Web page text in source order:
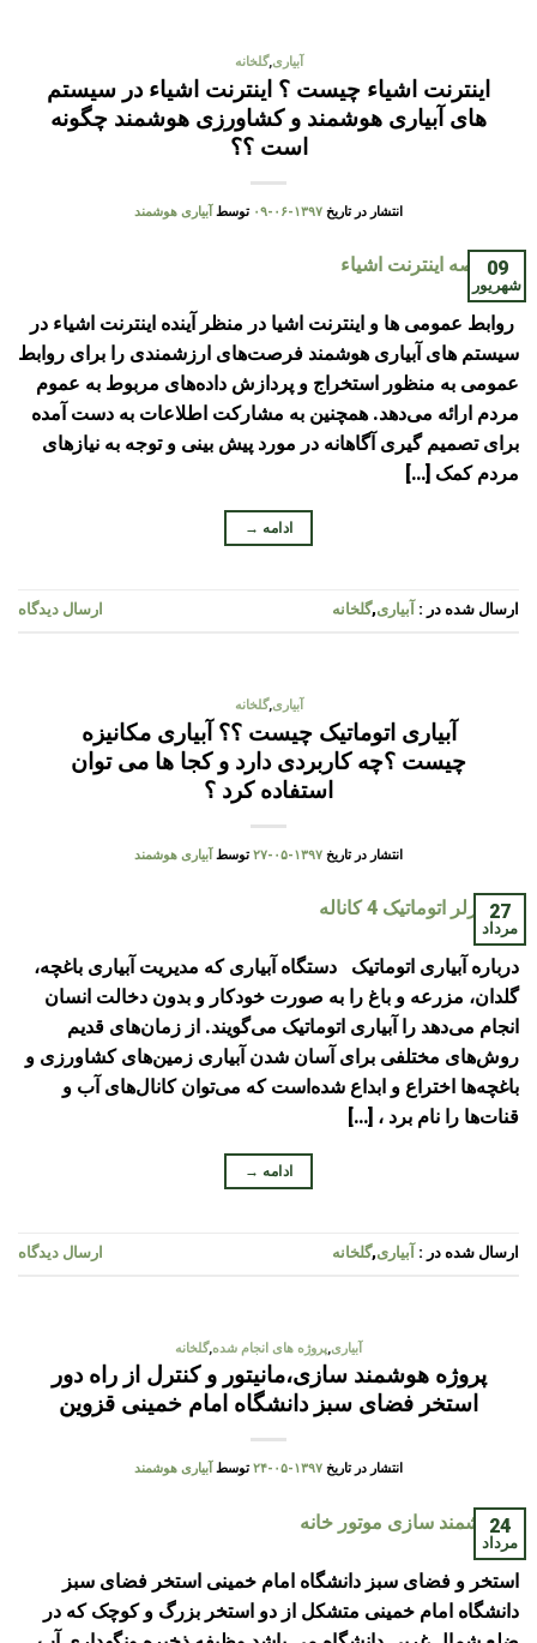
آبیاری,گلخانه
اینترنت اشیاء چیست ؟ اینترنت اشیاء در سیستم
های آبیاری هوشمند و کشاورزی هوشمند چگونه
است ؟؟
انتشار در تاریخ ۱۳۹۷-۰۶-۰۹ توسط آبیاری هوشمند
09
شهریور
روابط عمومی ها و اینترنت اشیا در منظر آینده اینترنت اشیاء در
سیستم های آبیاری هوشمند فرصت‌های ارزشمندی را برای روابط
عمومی به منظور استخراج و پردازش داده‌های مربوط به عموم
مردم ارائه می‌دهد. همچنین به مشارکت اطلاعات به دست آمده
برای تصمیم گیری آگاهانه در مورد پیش بینی و توجه به نیازهای
مردم کمک […]
ادامه →
ارسال شده در : آبیاری,گلخانه ارسال دیدگاه
آبیاری,گلخانه
آبیاری اتوماتیک چیست ؟؟ آبیاری مکانیزه
چیست ؟چه کاربردی دارد و کجا ها می توان
استفاده کرد ؟
انتشار در تاریخ ۱۳۹۷-۰۵-۲۷ توسط آبیاری هوشمند
27
مرداد
درباره آبیاری اتوماتیک دستگاه آبیاری که مدیریت آبیاری باغچه،
گلدان، مزرعه و باغ را به صورت خودکار و بدون دخالت انسان
انجام می‌دهد را آبیاری اتوماتیک می‌گویند. از زمان‌های قدیم
روش‌های مختلفی برای آسان شدن آبیاری زمین‌های کشاورزی و
باغچه‌ها اختراع و ابداع شده‌است که می‌توان کانال‌های آب و
قنات‌ها را نام برد ، […]
ادامه →
ارسال شده در : آبیاری,گلخانه ارسال دیدگاه
آبیاری,پروژه های انجام شده,گلخانه
پروژه هوشمند سازی،مانیتور و کنترل از راه دور
استخر فضای سبز دانشگاه امام خمینی قزوین
انتشار در تاریخ ۱۳۹۷-۰۵-۲۴ توسط آبیاری هوشمند
24
مرداد
استخر و فضای سبز دانشگاه امام خمینی استخر فضای سبز
دانشگاه امام خمینی متشکل از دو استخر بزرگ و کوچک که در